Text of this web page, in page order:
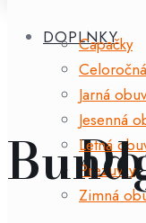
DOPLNKY
Capačky
Jarná obuv
Jesenná
Letná
Prezuvky
Zimná